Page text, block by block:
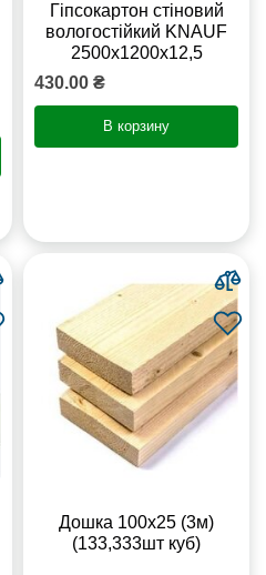
Гіпсокартон стіновий
вологостійкий KNAUF
2500х1200х12,5
430.00 ₴
В корзину
Дошка 100х25 (3м)
(133,333шт куб)